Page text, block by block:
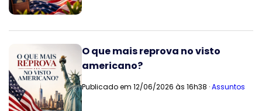
O que mais reprova no visto
americano?
Publicado em 12/06/2026 às 16h38 ·Assuntos